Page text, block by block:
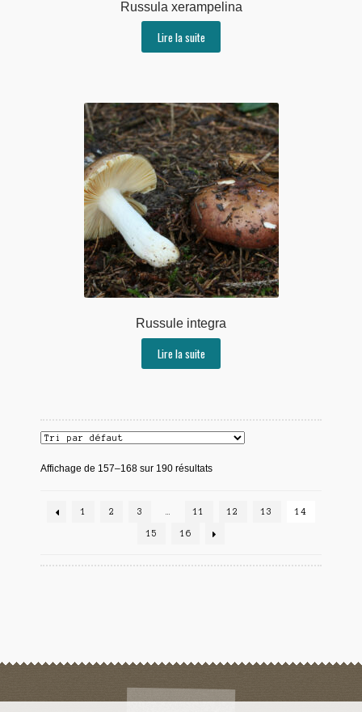
Russula xerampelina
Lire la suite
Russule integra
Lire la suite
Affichage de 157–168 sur 190 résultats
1 2 3 11 12 13 14
15 16